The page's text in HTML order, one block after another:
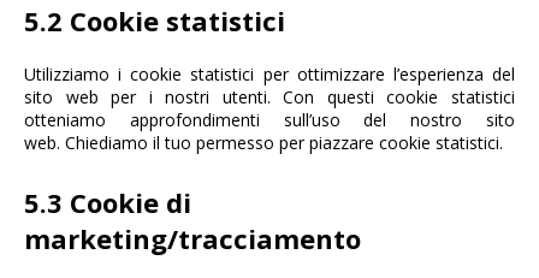
5.2 Cookie statistici
Utilizziamo i cookie statistici per ottimizzare l’esperienza del
sito web per i nostri utenti. Con questi cookie statistici
otteniamo approfondimenti sull’uso del nostro sito
web. Chiediamo il tuo permesso per piazzare cookie statistici.
5.3 Cookie di
marketing/tracciamento